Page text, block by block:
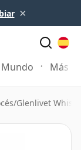
×
Mundo Más
/Glenlivet Whisky